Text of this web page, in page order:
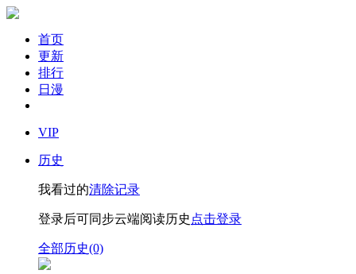
首页
更新
排行
日漫
VIP
历史
我看过的清除记录
登录后可同步云端阅读历史 点击登录
全部历史(0)